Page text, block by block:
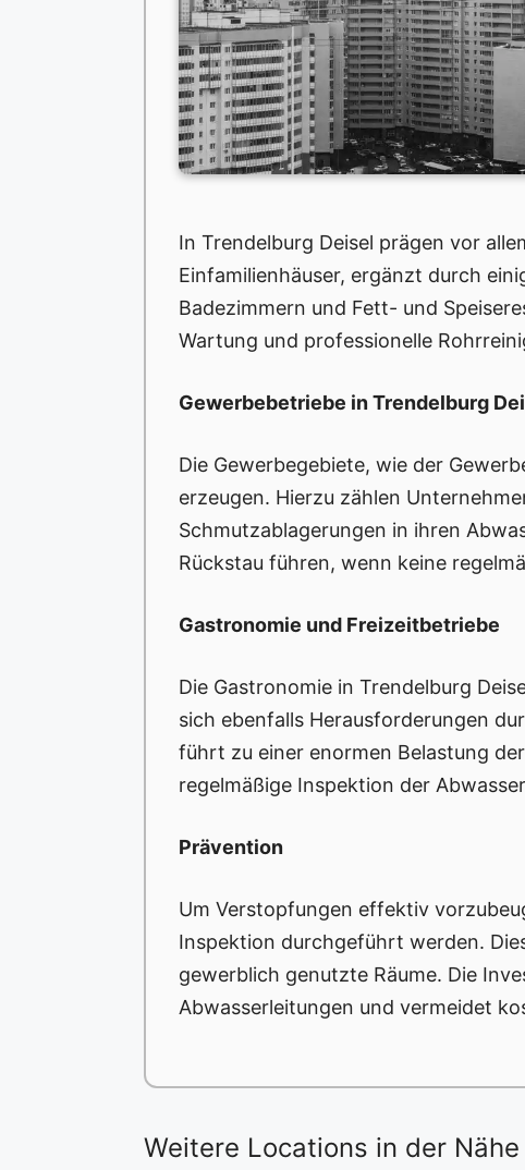
In Trendelburg Deisel prägen vor
Einfamilienhäuser, ergänzt durch
Badezimmern und Fett- und
Wartung und professionelle
Gewerbebetriebe in Trendelburg
Die Gewerbegebiete, wie der
erzeugen. Hierzu zählen
Schmutzablagerungen in ihren
Rückstau führen, wenn keine
Gastronomie und Freizeitbetriebe
Die Gastronomie in Trendelburg
sich ebenfalls Herausforderungen
führt zu einer enormen Belastung
regelmäßige Inspektion der
Prävention
Um Verstopfungen effektiv
Inspektion durchgeführt werden.
gewerblich genutzte Räume. Die
Abwasserleitungen und vermeidet
Weitere Locations in der Nähe